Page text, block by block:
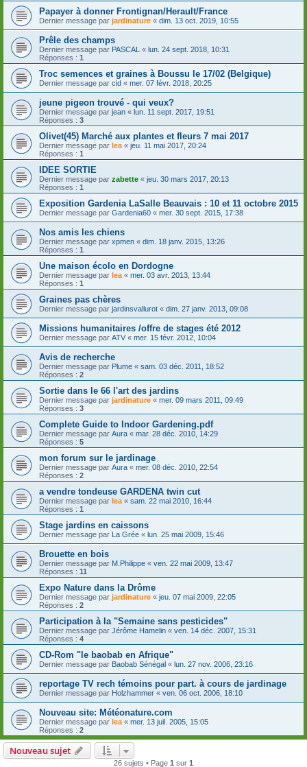
Papayer à donner Frontignan/Herault/France
Dernier message par jardinature « dim. 13 oct. 2019, 10:55
Prêle des champs
Dernier message par PASCAL « lun. 24 sept. 2018, 10:31
Réponses : 1
Troc semences et graines à Boussu le 17/02 (Belgique)
Dernier message par cid « mer. 07 févr. 2018, 20:25
jeune pigeon trouvé - qui veux?
Dernier message par jean « lun. 11 sept. 2017, 19:51
Réponses : 3
Olivet(45) Marché aux plantes et fleurs 7 mai 2017
Dernier message par lea « jeu. 11 mai 2017, 20:24
Réponses : 1
IDEE SORTIE
Dernier message par zabette « jeu. 30 mars 2017, 20:13
Réponses : 1
Exposition Gardenia LaSalle Beauvais : 10 et 11 octobre 2015
Dernier message par Gardenia60 « mer. 30 sept. 2015, 17:38
Nos amis les chiens
Dernier message par xpmen « dim. 18 janv. 2015, 13:26
Réponses : 1
Une maison écolo en Dordogne
Dernier message par lea « mer. 03 avr. 2013, 13:44
Réponses : 1
Graines pas chères
Dernier message par jardinsvallurot « dim. 27 janv. 2013, 09:08
Missions humanitaires /offre de stages été 2012
Dernier message par ATV « mer. 15 févr. 2012, 10:04
Avis de recherche
Dernier message par Plume « sam. 03 déc. 2011, 18:52
Réponses : 2
Sortie dans le 66 l'art des jardins
Dernier message par jardinature « mer. 09 mars 2011, 09:49
Réponses : 3
Complete Guide to Indoor Gardening.pdf
Dernier message par Aura « mar. 28 déc. 2010, 14:29
Réponses : 5
mon forum sur le jardinage
Dernier message par Aura « mer. 08 déc. 2010, 22:54
Réponses : 2
a vendre tondeuse GARDENA twin cut
Dernier message par lea « sam. 22 mai 2010, 16:44
Réponses : 1
Stage jardins en caissons
Dernier message par La Grée « lun. 25 mai 2009, 15:46
Brouette en bois
Dernier message par M.Philippe « ven. 22 mai 2009, 13:47
Réponses : 11
Expo Nature dans la Drôme
Dernier message par jardinature « jeu. 07 mai 2009, 22:05
Réponses : 2
Participation à la "Semaine sans pesticides"
Dernier message par Jérôme Hamelin « ven. 14 déc. 2007, 15:31
Réponses : 4
CD-Rom "le baobab en Afrique"
Dernier message par Baobab Sénégal « lun. 27 nov. 2006, 23:16
reportage TV rech témoins pour part. à cours de jardinage
Dernier message par Holzhammer « ven. 06 oct. 2006, 18:10
Nouveau site: Météonature.com
Dernier message par lea « mer. 13 juil. 2005, 15:05
Réponses : 2
Nouveau sujet
26 sujets • Page 1 sur 1